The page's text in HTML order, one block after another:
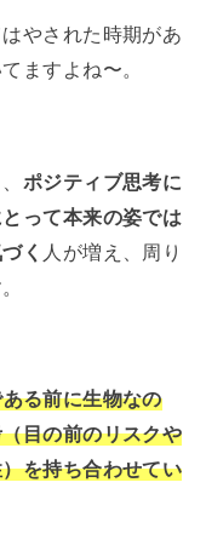
やされた時期があ
ますよね〜。
ポジティブ思考に
って本来の姿では
く 人が増え、周り
る前に生物なの
目の前のリスクや
を持ち合わせてい